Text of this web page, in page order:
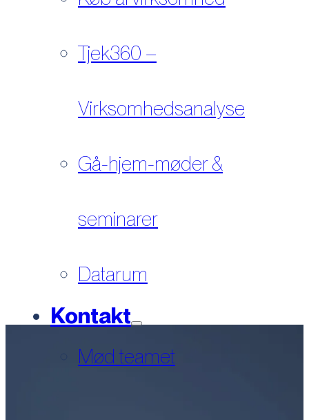
Tjek360 –
Virksomhedsanalyse
Gå-hjem-møder &
seminarer
Datarum
Kontakt
Mød teamet